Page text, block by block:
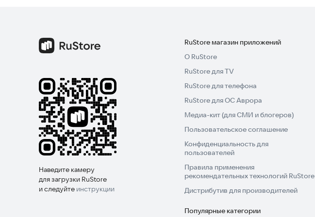
Наведите камеру
для загрузки RuStore
и следуйте инструкции
RuStore магазин приложений
О RuStore
RuStore для TV
RuStore для телефона
RuStore для ОС Аврора
Медиа-кит (для СМИ и блогеров)
Пользовательское соглашение
Конфиденциальность для
пользователей
Правила применения
рекомендательных технологий RuStore
Дистрибутив для производителей
Популярные категории